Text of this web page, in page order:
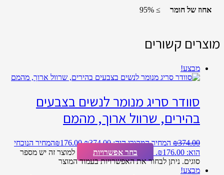
אחוז של חומר ≥ 95%
מוצרים קשורים
מבצע!
סוודר סריג מנומר לנשים בצבעים
בהירים, שרוול ארוך, מהמם
₪374.00 המחיר המקורי היה: ₪374.00. ₪176.00
המחיר הנוכחי
הוא: ₪176.00.
בחר אפשרויות
למוצר זה יש מספר
סוגים. ניתן לבחור את האפשרויות בעמוד המוצר
מבצע!